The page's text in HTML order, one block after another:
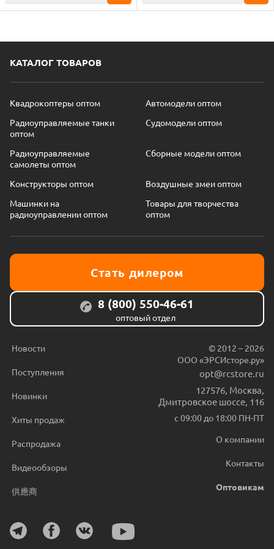
КАТАЛОГ ТОВАРОВ
Квадрокоптеры оптом
Автомодели оптом
Радиоуправляемые танки
оптом
Судомодели оптом
Радиоуправляемые
самолеты оптом
Сборные модели оптом
Конструкторы оптом
Воздушные змеи оптом
Машинки на
радиоуправлении оптом
Товары для творчества
оптом
Стать дилером
8 (800) 550-46-61
оптовый отдел
Новости
Поступления
Новинки
Хиты продаж
Распродажа
Видеообзоры
供應商
© 2012 – 2026
ООО «ЭРСИсторе.ру»
opt@rcstore.ru
127576 Москва
Дмитровское шоссе, 116
с 09:00 до 18:00 ПН-ПТ
О компании
Контакты
Оптовикам